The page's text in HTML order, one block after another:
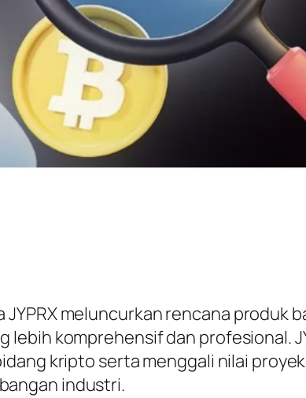
meluncurkan rencana produk
lebih komprehensif dan profesional.
kripto serta menggali nilai
industri.